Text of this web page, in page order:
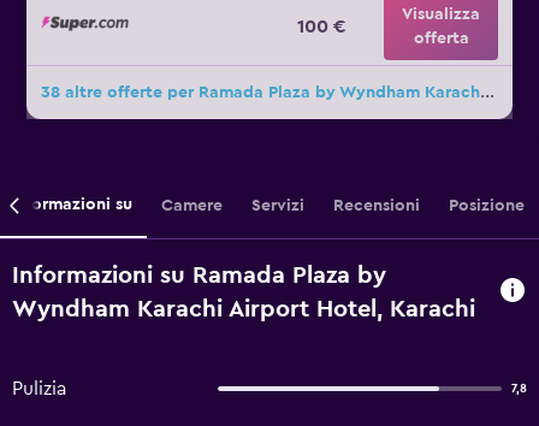
100 €
Visualizza
offerta
38 altre offerte per Ramada Plaza by Wyndham Karachi Airport Hotel
Informazioni su Camere Servizi Recensioni Posizione
Informazioni su Ramada Plaza by
Wyndham Karachi Airport Hotel, Karachi
Pulizia 7,8